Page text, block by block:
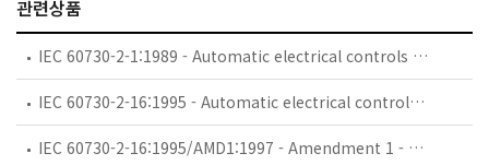
관련상품
IEC 60730-2-1:1989 - Automatic electrical controls for household and similar use. Part 2: Particular requirements for electrical controls for electrical household appliances
IEC 60730-2-16:1995 - Automatic electrical controls for household and similar use - Part 2: Particular requirements for automatic electrical water level operating controls of the float type for household and similar applications
IEC 60730-2-16:1995/AMD1:1997 - Amendment 1 - Automatic electrical controls for household and similar use - Part 2: Particular requirements for automatic electrical water level operating controls of the float type for household and similar applications